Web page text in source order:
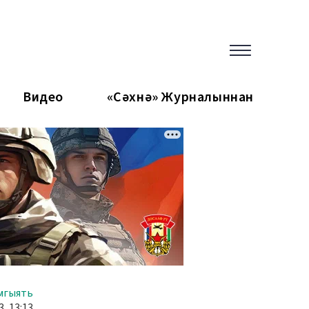
Видео «Сәхнә» Журналыннан